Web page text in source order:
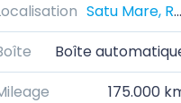
Satu Mare, România
Boîte
175.000